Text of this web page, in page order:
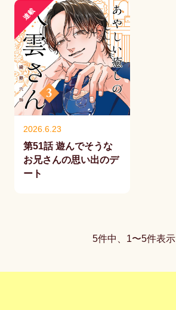
連載
2026.6.23
第51話 遊んでそうな
お兄さんの思い出のデ
ート
5件中、1〜5件表示